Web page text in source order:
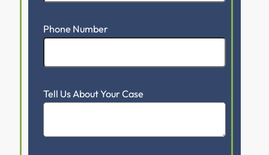
Phone Number
Tell Us About Your Case